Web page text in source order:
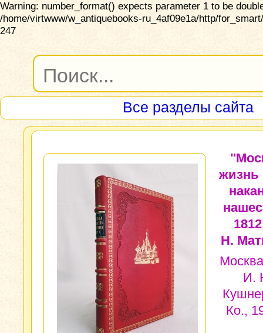
Warning: number_format() expects parameter 1 to be
/home/virtwww/w_antiquebooks-ru_4af09e1a/http/
247
Все разделы сайта
жизнь
Н.
И.
Ко.,